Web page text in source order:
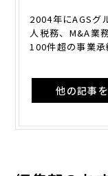
2004年にAGSグ
人税務、M&A業
100件超の事業承
他の記事